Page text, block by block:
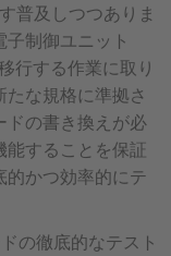
普及しつつありま
制御ユニット
行する作業に取り
な規格に準拠さ
ドの書き換えが必
能することを保証
かつ効率的にテ
の徹底的なテスト